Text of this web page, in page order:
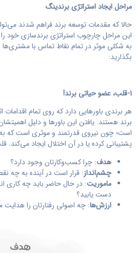
مراحل ایجاد استراتژی برندینگ
حالا که مقدمات توسعه برند فراهم شدند
این مراحل چارچوب استراتژی برندسازی خود
به شکلی موثر در تمام نقاط تماس با
بگذارید:
1-قلب، عضو حیاتی برند!
هر برندی باورهایی دارد که روی تمام اقدامات
برند هستند. یافتن این باورها و دلیل
است؛ چون نیروی قدرتمند و موثری است که
پشتیبانی کرده یا در آن اختلال ایجاد می‌کند.
هدف: چرا کسب‌وکارتان وجود دارد؟
چشم‌انداز: قرار است در آینده به چه
ماموریت: در حال حاضر باید چه کاری
دست یابید؟
ارزش‌ها: چه اصولی رفتارتان را هدایت